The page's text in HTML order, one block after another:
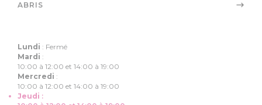
ABRIS
Lundi : Fermé
Mardi :
10:00 à 12:00 et 14:00 à 19:00
Mercredi :
10:00 à 12:00 et 14:00 à 19:00
Jeudi :